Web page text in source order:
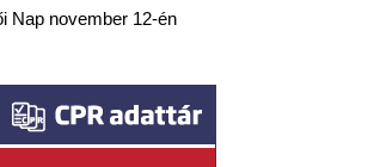
Nap november 12-én